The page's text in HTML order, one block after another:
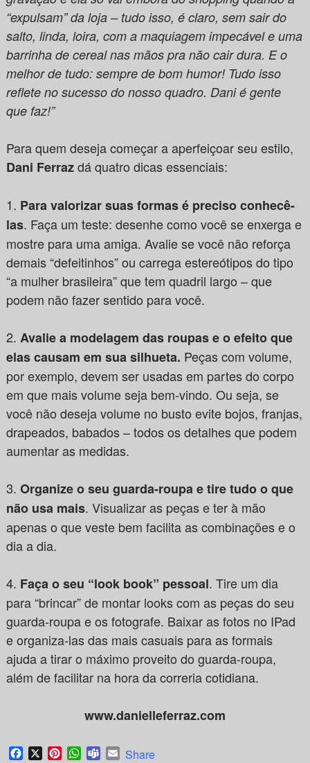
“expulsam” da loja – tudo isso, é claro, sem sair do
salto, linda, loira, com a maquiagem impecável e uma
barrinha de cereal nas mãos pra não cair dura. E o
melhor de tudo: sempre de bom humor! Tudo isso
reflete no sucesso do nosso quadro. Dani é gente
que faz!”
Para quem deseja começar a aperfeiçoar seu estilo,
Dani Ferrazdá quatro dicas essenciais:
1. Para valorizar suas formas é preciso conhecê-
las. Faça um teste: desenhe como você se enxerga e
mostre para uma amiga. Avalie se você não reforça
demais “defeitinhos” ou carrega estereótipos do tipo
“a mulher brasileira” que tem quadril largo – que
podem não fazer sentido para você.
2. Avalie a modelagem das roupas e o efeito que
elas causam em sua silhueta. Peças com volume,
por exemplo, devem ser usadas em partes do corpo
em que mais volume seja bem-vindo. Ou seja, se
você não deseja volume no busto evite bojos, franjas,
drapeados, babados – todos os detalhes que podem
aumentar as medidas.
3. Organize o seu guarda-roupa e tire tudo o que
não usa mais. Visualizar as peças e ter à mão
apenas o que veste bem facilita as combinações e o
dia a dia.
4. Faça o seu “look book” pessoal. Tire um dia
para “brincar” de montar looks com as peças do seu
guarda-roupa e os fotografe. Baixar as fotos no IPad
e organiza-las das mais casuais para as formais
ajuda a tirar o máximo proveito do guarda-roupa,
além de facilitar na hora da correria cotidiana.
www.danielleferraz.com
Facebook
X PinterestWhatsApp
TeamsEmail
Share